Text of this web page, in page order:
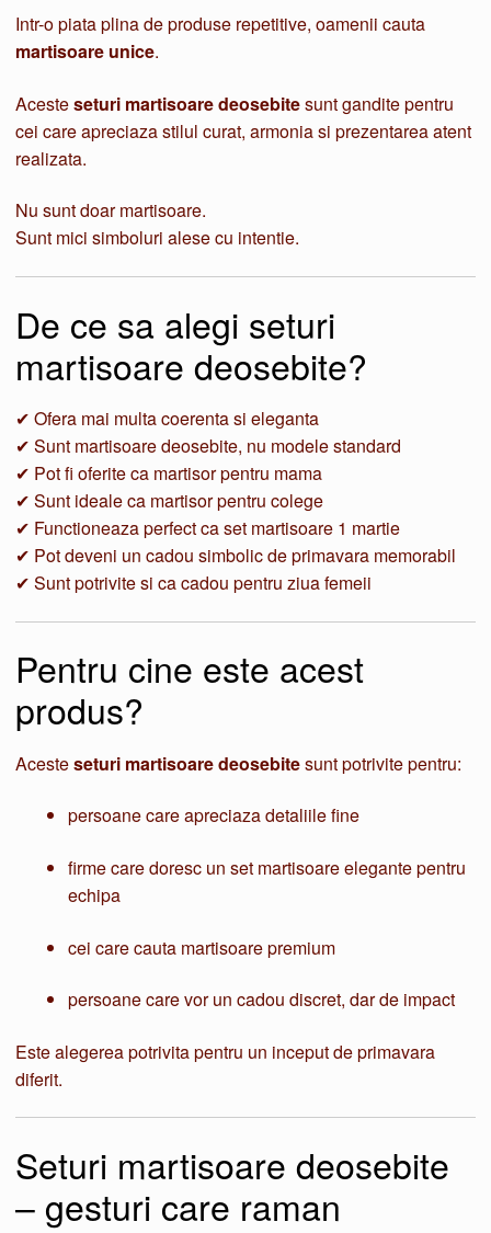
Intr-o piata plina de produse repetitive, oamenii cauta
martisoare unice.
Acesteseturi martisoare deosebitesunt gandite pentru
cei care apreciaza stilul curat, armonia si prezentarea atent
realizata.
Nu sunt doar martisoare.
Sunt mici simboluri alese cu intentie.
De ce sa alegi seturi
martisoare deosebite?
✔ Ofera mai multa coerenta si eleganta
✔ Sunt martisoare deosebite, nu modele standard
✔ Pot fi oferite ca martisor pentru mama
✔ Sunt ideale ca martisor pentru colege
✔ Functioneaza perfect ca set martisoare 1 martie
✔ Pot deveni un cadou simbolic de primavara memorabil
✔ Sunt potrivite si ca cadou pentru ziua femeii
Pentru cine este acest
produs?
Acesteseturi martisoare deosebitesunt potrivite pentru:
persoane care apreciaza detaliile fine
firme care doresc un set martisoare elegante pentru
echipa
cei care cauta martisoare premium
persoane care vor un cadou discret, dar de impact
Este alegerea potrivita pentru un inceput de primavara
diferit.
Seturi martisoare deosebite
– gesturi care raman